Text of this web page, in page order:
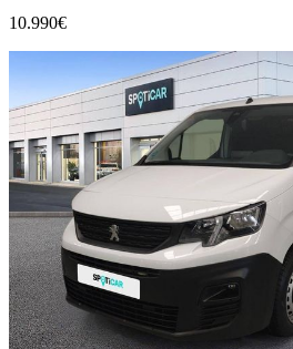
10.990€